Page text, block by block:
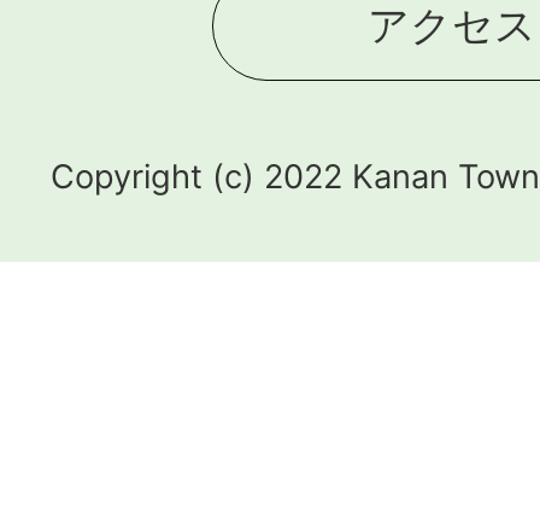
アクセス
Copyright (c) 2022 Kanan